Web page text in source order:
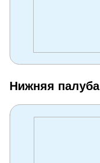
Нижняя палуба